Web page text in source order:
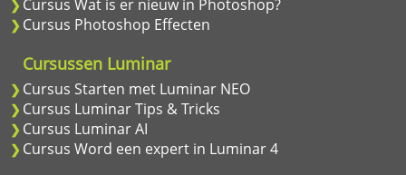
Cursus Wat is er nieuw in Photoshop?
Cursus Photoshop Effecten
Cursussen Luminar
Cursus Starten met Luminar NEO
Cursus Luminar Tips & Tricks
Cursus Luminar AI
Cursus Word een expert in Luminar 4